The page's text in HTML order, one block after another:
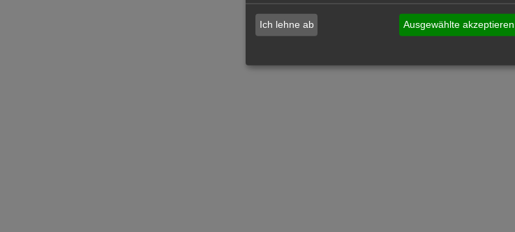
Ich lehne ab Ausgewählte akzeptieren